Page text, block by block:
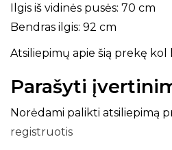
Ilgis iš vidinės pusės: 70 cm
Bendras ilgis: 92 cm
Atsiliepimų apie šią prekę kol
Parašyti
Norėdami palikti atsiliepimą
registruotis